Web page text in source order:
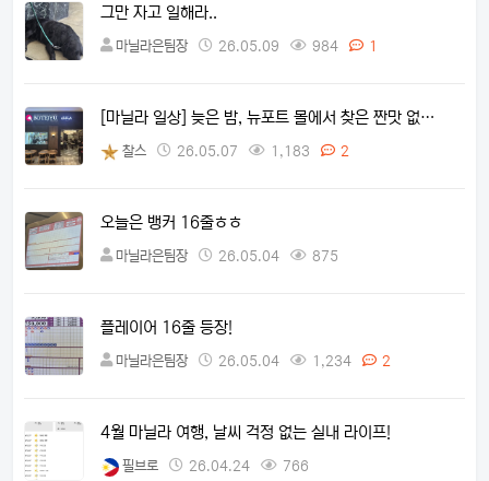
그만 자고 일해라..
마닐라은팀장 26.05.09 984 1
[마닐라 일상] 늦은 밤, 뉴포트 몰에서 찾은 짠맛 없…
찰스 26.05.07 1,183 2
오늘은 뱅커 16줄ㅎㅎ
마닐라은팀장 26.05.04 875
플레이어 16줄 등장!
마닐라은팀장 26.05.04 1,234 2
4월 마닐라 여행, 날씨 걱정 없는 실내 라이프!
필브로 26.04.24 766